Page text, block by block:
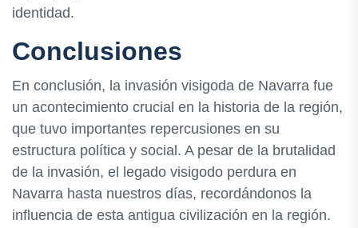
identidad.
Conclusiones
En conclusión, la invasión visigoda de Navarra fue
un acontecimiento crucial en la historia de la región,
que tuvo importantes repercusiones en su
estructura política y social. A pesar de la brutalidad
de la invasión, el legado visigodo perdura en
Navarra hasta nuestros días, recordándonos la
influencia de esta antigua civilización en la región.